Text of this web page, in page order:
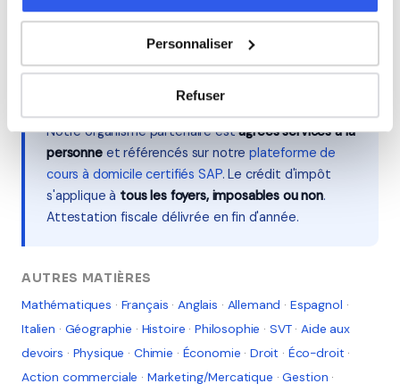
Personnaliser
Refuser
Tarifs et crédit d'impôt
remboursée par l'État au titre du crédit d'impôt de
Notre organisme partenaire estagréés services à la
personneet référencés sur notreplateforme de
cours à domicile certifiés SAP. Le crédit d'impôt
s'applique à tous les foyers, imposables ou non.
Attestation fiscale délivrée en fin d'année.
AUTRES MATIÈRES
Mathématiques · Français · Anglais · Allemand · Espagnol ·
Italien · Géographie · Histoire · Philosophie · SVT· Aide aux
devoirs · Physique · Chimie · Économie · Droit · Éco-droit ·
Action commerciale · Marketing/Mercatique ·Gestion ·